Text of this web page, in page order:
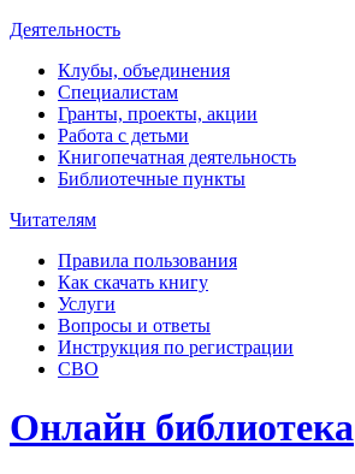
Деятельность
Клубы, объединения
Специалистам
Гранты, проекты, акции
Работа с детьми
Книгопечатная деятельность
Библиотечные пункты
Читателям
Правила пользования
Как скачать книгу
Услуги
Вопросы и ответы
Инструкция по регистрации
СВО
Онлайн библиотека